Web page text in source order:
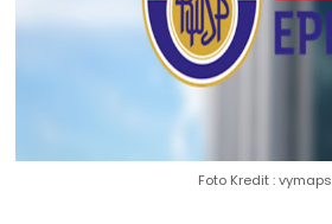
Foto Kredit : vymaps